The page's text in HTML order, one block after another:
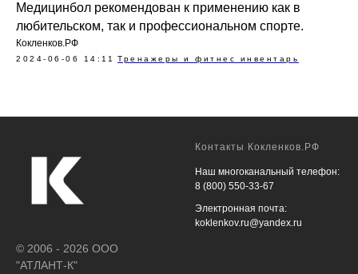
Медицинбол рекомендован к применению как в
любительском, так и профессиональном спорте.
Кокленков.РФ
2024-06-06 14:11 Тренажеры и фитнес инвентарь
© 2006 - 2026 ООО
"АТЛАНТ-К"
Контакты Кокленков.РФ
Наш многоканальный телефон:
8 (800) 550-33-67
Электронная почта:
koklenkov.ru@yandex.ru